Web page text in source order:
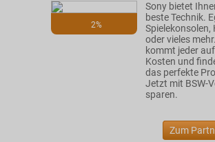
2%
Sony bietet
beste Technik.
Spielekonsolen,
oder vieles
kommt jeder
Kosten und
das perfekte
Jetzt mit BSW-
sparen.
Zum